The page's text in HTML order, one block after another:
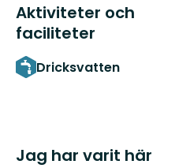
Aktiviteter och
faciliteter
Dricksvatten
Jag har varit här